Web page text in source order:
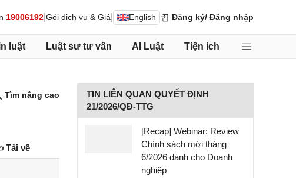
19006192 Gói dịch vụ & Giá English Đăng ký/ Đăng nhập
luật Luật sư tư vấn AI Luật Tiện ích
Tìm nâng cao
Tải về
TIN LIÊN QUAN QUYẾT ĐỊNH
21/2026/QĐ-TTG
[Recap] Webinar: Review
Chính sách mới tháng
6/2026 dành cho Doanh
nghiệp